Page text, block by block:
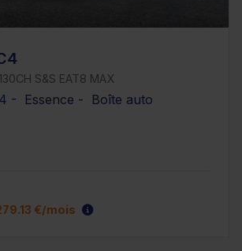
S&S EAT8 MAX
- Essence - Boîte auto
€/mois